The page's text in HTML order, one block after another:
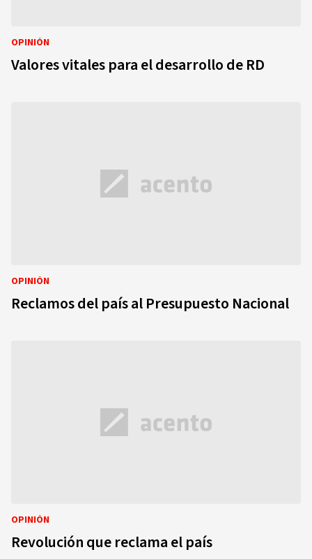
OPINIÓN
Valores vitales para el desarrollo de RD
OPINIÓN
Reclamos del país al Presupuesto Nacional
OPINIÓN
Revolución que reclama el país